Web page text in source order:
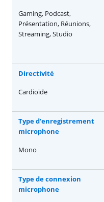
Gaming, Podcast,
Présentation, Réunions,
Streaming, Studio
Directivité
Cardioïde
Type d'enregistrement
microphone
Mono
Type de connexion
microphone